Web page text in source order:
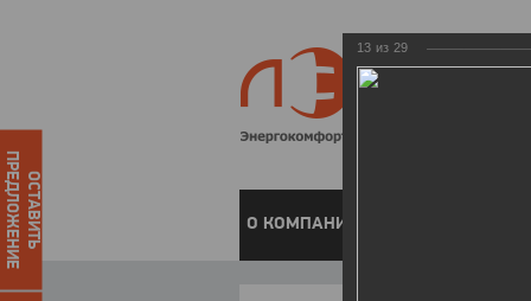
О КОМПАНИИ
ОСТАВИТЬ
ПРЕДЛОЖЕНИЕ
13 из 29